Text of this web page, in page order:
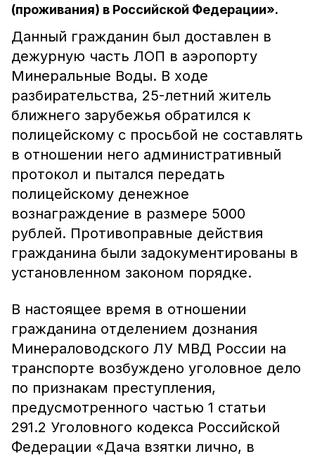
(проживания) в Российской Федерации».
Данный гражданин был доставлен в
дежурную часть ЛОП в аэропорту
Минеральные Воды. В ходе
разбирательства, 25-летний житель
ближнего зарубежья обратился к
полицейскому с просьбой не составлять
в отношении него административный
протокол и пытался передать
полицейскому денежное
вознаграждение в размере 5000
рублей. Противоправные действия
гражданина были задокументированы в
установленном законом порядке.
В настоящее время в отношении
гражданина отделением дознания
Минераловодского ЛУ МВД России на
транспорте возбуждено уголовное дело
по признакам преступления,
предусмотренного частью 1 статьи
291.2 Уголовного кодекса Российской
Федерации «Дача взятки лично, в